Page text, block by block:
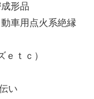
形品
車用点火系絶縁
ｔｃ）
い